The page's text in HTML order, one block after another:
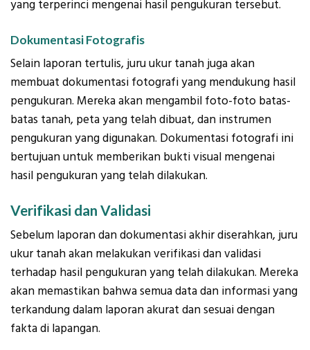
yang terperinci mengenai hasil pengukuran tersebut.
Dokumentasi Fotografis
Selain laporan tertulis, juru ukur tanah juga akan
membuat dokumentasi fotografi yang mendukung hasil
pengukuran. Mereka akan mengambil foto-foto batas-
batas tanah, peta yang telah dibuat, dan instrumen
pengukuran yang digunakan. Dokumentasi fotografi ini
bertujuan untuk memberikan bukti visual mengenai
hasil pengukuran yang telah dilakukan.
Verifikasi dan Validasi
Sebelum laporan dan dokumentasi akhir diserahkan, juru
ukur tanah akan melakukan verifikasi dan validasi
terhadap hasil pengukuran yang telah dilakukan. Mereka
akan memastikan bahwa semua data dan informasi yang
terkandung dalam laporan akurat dan sesuai dengan
fakta di lapangan.